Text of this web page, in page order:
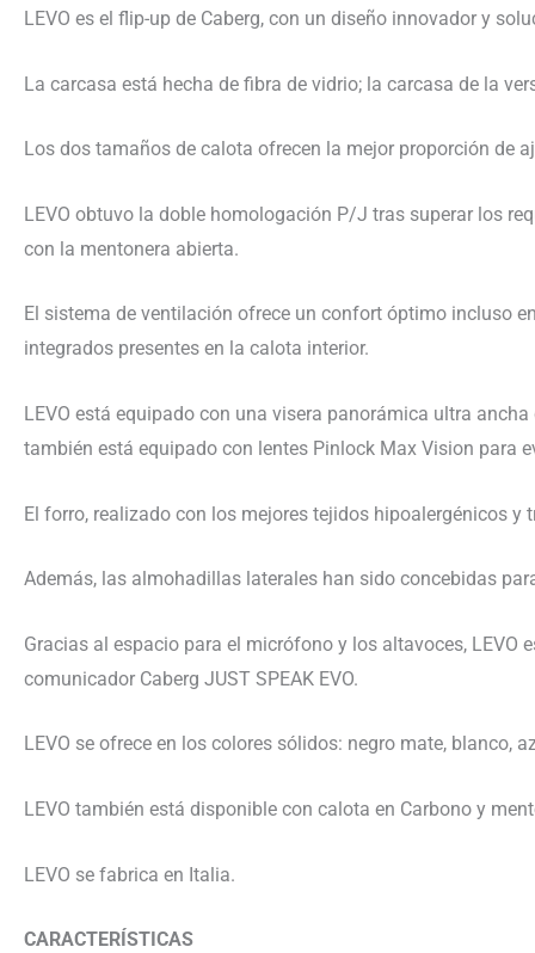
LEVO es el flip-up de Caberg, con un diseño innovador y
La carcasa está hecha de fibra de vidrio; la carcasa de la
Los dos tamaños de calota ofrecen la mejor proporción de
LEVO obtuvo la doble homologación P/J tras superar los
con la mentonera abierta.
El sistema de ventilación ofrece un confort óptimo incluso
integrados presentes en la calota interior.
LEVO está equipado con una visera panorámica ultra
también está equipado con lentes Pinlock Max Vision para
El forro, realizado con los mejores tejidos hipoalergénicos
Además, las almohadillas laterales han sido concebidas
Gracias al espacio para el micrófono y los altavoces, LEVO
comunicador Caberg JUST SPEAK EVO.
LEVO se ofrece en los colores sólidos: negro mate, blanco,
LEVO también está disponible con calota en Carbono y
LEVO se fabrica en Italia.
CARACTERÍSTICAS